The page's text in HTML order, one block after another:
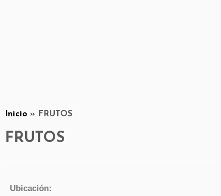
Inicio » FRUTOS
FRUTOS
Ubicación: